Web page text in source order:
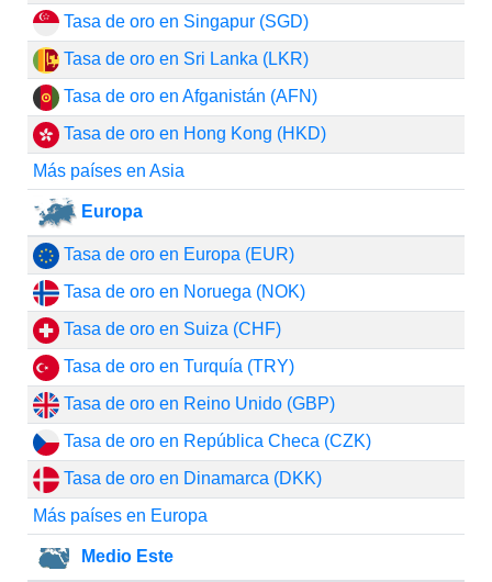
Tasa de oro en Singapur (SGD)
Tasa de oro en Sri Lanka (LKR)
Tasa de oro en Afganistán (AFN)
Tasa de oro en Hong Kong (HKD)
Más países en Asia
Europa
Tasa de oro en Europa (EUR)
Tasa de oro en Noruega (NOK)
Tasa de oro en Suiza (CHF)
Tasa de oro en Turquía (TRY)
Tasa de oro en Reino Unido (GBP)
Tasa de oro en República Checa (CZK)
Tasa de oro en Dinamarca (DKK)
Más países en Europa
Medio Este